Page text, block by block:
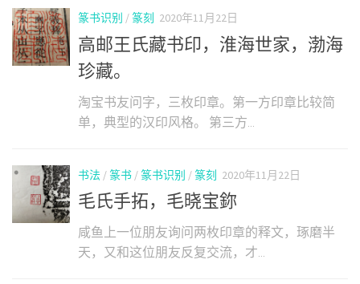
篆书识别 / 篆刻 2020年11月22日
高邮王氏藏书印，淮海世家，渤海
珍藏。
淘宝书友问字，三枚印章。第一方印章比较简
单，典型的汉印风格。 第三方...
书法 / 篆书 / 篆书识别 / 篆刻 2020年11月22日
毛氏手拓，毛晓宝鉨
咸鱼上一位朋友询问两枚印章的释文，琢磨半
天，又和这位朋友反复交流，才...